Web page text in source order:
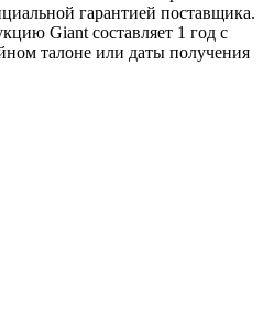
гарантией поставщика.
Giant составляет 1 год с
талоне или даты получения